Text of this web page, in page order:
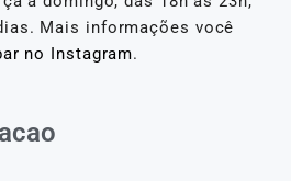
Mais informações você
no Instagram.